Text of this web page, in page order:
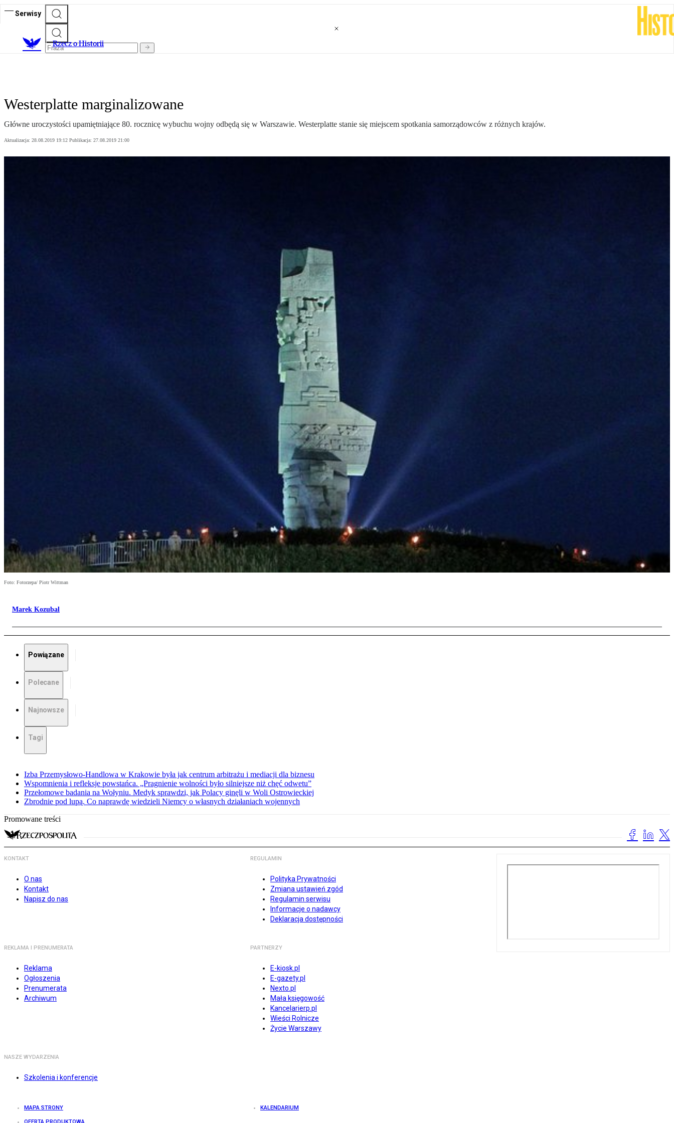
Serwisy
Rzecz o Historii
Westerplatte marginalizowane
Główne uroczystości upamiętniające 80. rocznicę wybuchu wojny odbędą się w Warszawie. Westerplatte stanie się miejscem spotkania samorządowców z różnych krajów.
Aktualizacja: 28.08.2019 19:12 Publikacja: 27.08.2019 21:00
Foto: Fotorzepa/ Piotr Wittman
Marek Kozubal
Powiązane
Polecane
Najnowsze
Tagi
Izba Przemysłowo-Handlowa w Krakowie była jak centrum arbitrażu i mediacji dla biznesu
Wspomnienia i refleksje powstańca. „Pragnienie wolności było silniejsze niż chęć odwetu”
Przełomowe badania na Wołyniu. Medyk sprawdzi, jak Polacy ginęli w Woli Ostrowieckiej
Zbrodnie pod lupą. Co naprawdę wiedzieli Niemcy o własnych działaniach wojennych
Promowane treści
KONTAKT
O nas
Kontakt
Napisz do nas
REGULAMIN
Polityka Prywatności
Zmiana ustawień zgód
Regulamin serwisu
Informacje o nadawcy
Deklaracja dostępności
REKLAMA I PRENUMERATA
Reklama
Ogłoszenia
Prenumerata
Archiwum
PARTNERZY
E-kiosk.pl
E-gazety.pl
Nexto.pl
Mała księgowość
Kancelarierp.pl
Wieści Rolnicze
Życie Warszawy
NASZE WYDARZENIA
Szkolenia i konferencje
MAPA STRONY KALENDARIUM